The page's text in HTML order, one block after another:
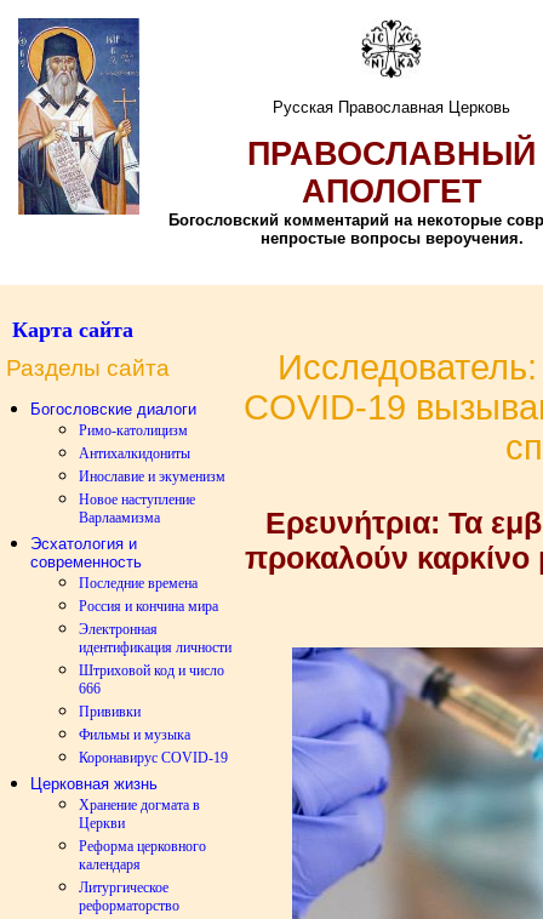
Русская Православная Церковь
ПРАВОСЛАВНЫЙ
АПОЛОГЕТ
Богословский комментарий на некоторые
непростые вопросы вероучения.
Карта сайта
Разделы сайта
Богословские диалоги
Римо-католицизм
Антихалкидониты
Инославие и экуменизм
Новое наступление
Варлаамизма
Эсхатология и
современность
Последние времена
Россия и кончина мира
Электронная
идентификация личности
Штриховой код и число
666
Прививки
Фильмы и музыка
Коронавирус COVID-19
Церковная жизнь
Хранение догмата в
Церкви
Реформа церковного
календаря
Литургическое
реформаторство
COVID-19
Eρευνήτρια: Τα
προκαλούν καρκίνο